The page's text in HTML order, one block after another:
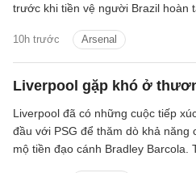
10h trước Arsenal
trước khi tiền vệ người Brazil hoàn
Arsenal.
Liverpool gặp khó ở
Liverpool đã có những cuộc tiếp
đầu với PSG để thăm dò khả năng
mộ tiền đạo cánh Bradley Barcola.